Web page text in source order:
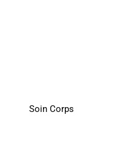
Soin Corps